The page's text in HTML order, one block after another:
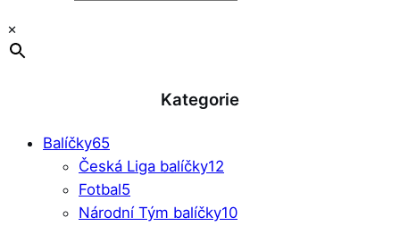
×
Kategorie
Balíčky65
Česká Liga balíčky12
Fotbal5
Národní Tým balíčky10